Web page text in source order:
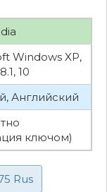
Windows XP,
10
Английский
ключом)
Rus